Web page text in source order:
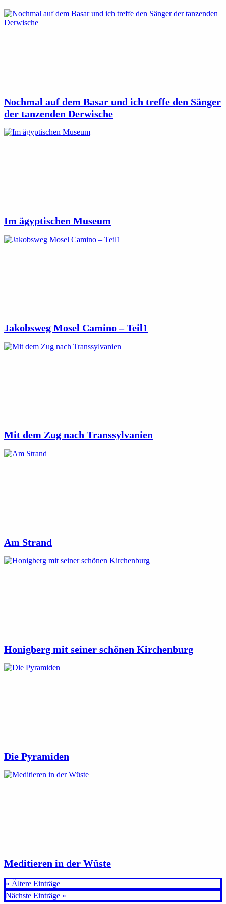
Nochmal auf dem Basar und ich treffe den Sänger
der tanzenden Derwische
Im ägyptischen Museum
Jakobsweg Mosel Camino – Teil1
Mit dem Zug nach Transsylvanien
Am Strand
Honigberg mit seiner schönen Kirchenburg
Die Pyramiden
Meditieren in der Wüste
« Ältere Einträge
Nächste Einträge »